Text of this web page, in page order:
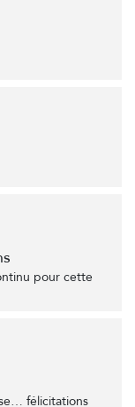
pour cette
félicitations